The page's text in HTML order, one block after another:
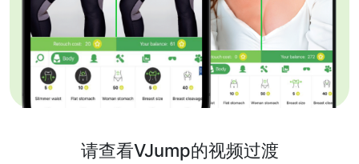
请查看VJump的视频过渡